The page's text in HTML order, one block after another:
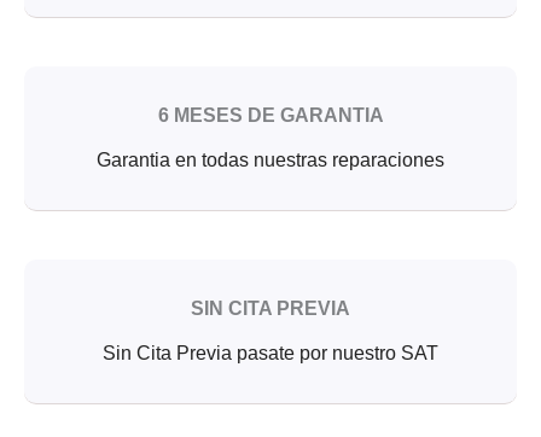
6 MESES DE GARANTIA
Garantia en todas nuestras reparaciones
SIN CITA PREVIA
Sin Cita Previa pasate por nuestro SAT